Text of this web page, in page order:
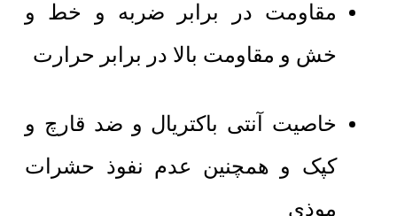
مقاومت در برابر ضربه و خط و
خش و مقاومت بالا در برابر حرارت
خاصیت آنتی باکتریال و ضد قارچ و
کپک و همچنین عدم نفوذ حشرات
موذی